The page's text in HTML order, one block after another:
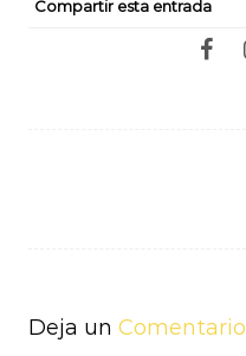
Compartir esta entrada
Deja un Comentario